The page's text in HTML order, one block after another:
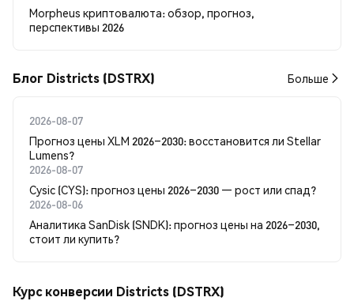
Morpheus криптовалюта: обзор, прогноз,
перспективы 2026
Блог Districts (DSTRX) Больше
2026-08-07
Прогноз цены XLM 2026–2030: восстановится ли Stellar
Lumens?
2026-08-07
Cysic (CYS): прогноз цены 2026–2030 — рост или спад?
2026-08-06
Аналитика SanDisk (SNDK): прогноз цены на 2026–2030,
стоит ли купить?
Курс конверсии Districts (DSTRX)